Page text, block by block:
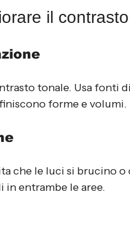
il
tonale. Usa fonti
forme e volumi.
che le luci si brucino
in entrambe le aree.